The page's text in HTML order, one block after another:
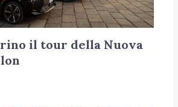
il tour della Nuova